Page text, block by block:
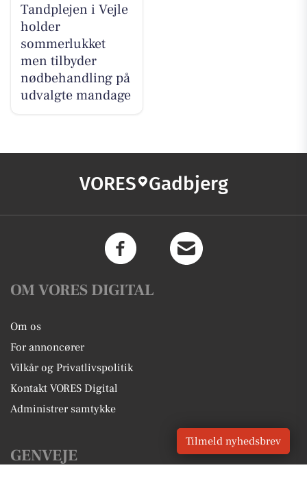
Tandplejen i Vejle
holder
sommerlukket
men tilbyder
nødbehandling på
udvalgte mandage
VORES Gadbjerg
OM VORES DIGITAL
Om os
For annoncører
Vilkår og Privatlivspolitik
Kontakt VORES Digital
Administrer samtykke
GENVEJE
Tilmeld nyhedsbrev